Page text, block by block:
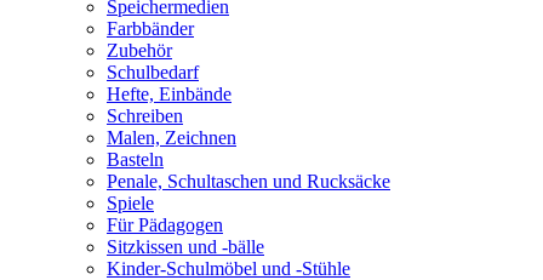
Speichermedien
Farbbänder
Zubehör
Schulbedarf
Hefte, Einbände
Schreiben
Malen, Zeichnen
Basteln
Penale, Schultaschen und Rucksäcke
Spiele
Für Pädagogen
Sitzkissen und -bälle
Kinder-Schulmöbel und -Stühle